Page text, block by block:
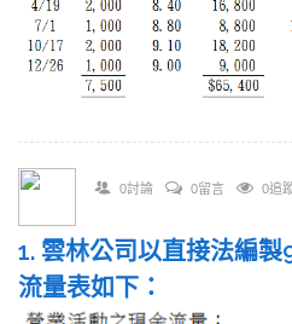
0討論 0留言 0追
1. 雲林公司以直接法編製
流量表如下：